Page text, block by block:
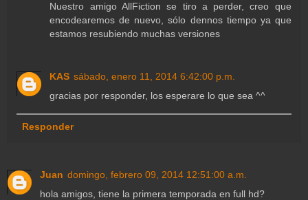
Nuestro amigo AllFiction se tiro a perder, creo que
encodearemos de nuevo, sólo dennos tiempo ya que
estamos resubiendo muchas versiones
KAS sábado, enero 11, 2014 6:42:00 p.m.
gracias por responder, los esperare lo que sea ^^
Responder
Juan domingo, febrero 09, 2014 12:51:00 a.m.
hola amigos, tiene la primera temporada en full hd?